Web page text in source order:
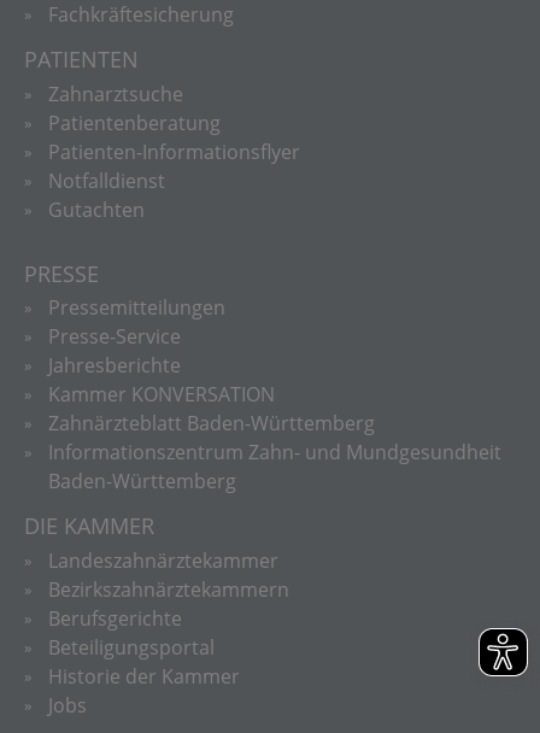
Fachkräftesicherung
PATIENTEN
Zahnarztsuche
Patientenberatung
Patienten-Informationsflyer
Notfalldienst
Gutachten
PRESSE
Pressemitteilungen
Presse-Service
Jahresberichte
Kammer KONVERSATION
Zahnärzteblatt Baden-Württemberg
Informationszentrum Zahn- und Mundgesundheit
Baden-Württemberg
DIE KAMMER
Landeszahnärztekammer
Bezirkszahnärztekammern
Berufsgerichte
Beteiligungsportal
Historie der Kammer
Jobs